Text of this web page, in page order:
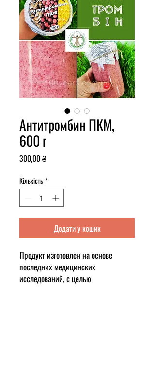
Антитромбин ПКМ,
600 г
300,00 ₴Ціна
Кількість*
Додати у кошик
Продукт изготовлен на основе
последних медицинских
исследований, с целью